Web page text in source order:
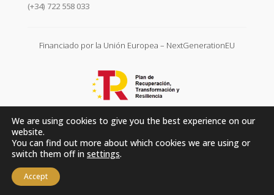
(+34) 722 558 033
Financiado por la Unión Europea – NextGenerationEU
We are using cookies to give you the best experience on our
website.
You can find out more about which cookies we are using or
switch them off in settings.
Accept